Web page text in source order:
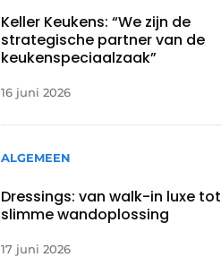
Keller Keukens: “We zijn de
strategische partner van de
keukenspeciaalzaak”
16 juni 2026
ALGEMEEN
Dressings: van walk-in luxe tot
slimme wandoplossing
17 juni 2026